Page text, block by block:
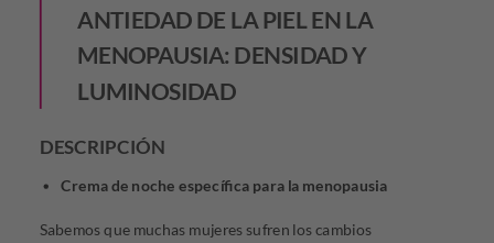
ANTIEDAD DE LA PIEL EN LA
MENOPAUSIA: DENSIDAD Y
LUMINOSIDAD
DESCRIPCIÓN
Crema de noche específica para la menopausia
Sabemos que muchas mujeres sufren los cambios